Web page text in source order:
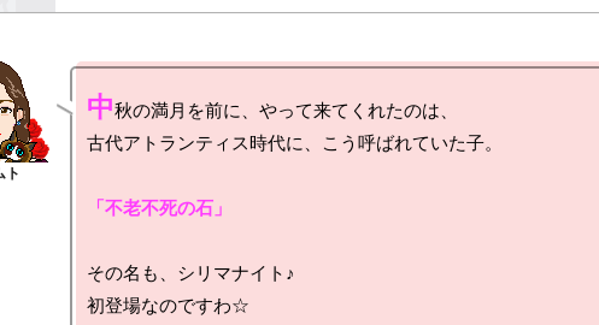
中秋の満月を前に、やって来てくれたのは、
古代アトランティス時代に、こう呼ばれていた子。
「不老不死の石」
その名も、シリマナイト♪
初登場なのですわ☆